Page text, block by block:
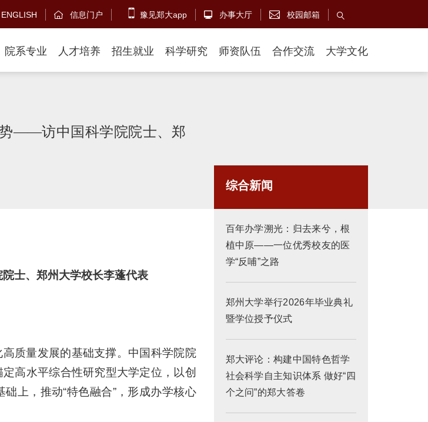
 信息门户 豫见郑大app  办事大厅  校园邮箱 
院系专业 人才培养 招生就业 科学研究 师资队伍 合作交流 大学文化
势——访中国科学院院士、郑
士、郑州大学校长李蓬代表
质量发展的基础支撑。中国科学院院
高水平综合性研究型大学定位，以创
上，推动“特色融合”，形成办学核心
综合新闻
百年办学溯光：归去来兮，根
植中原——一位优秀校友的医
学“反哺”之路
郑州大学举行2026年毕业典礼
暨学位授予仪式
郑大评论：构建中国特色哲学
社会科学自主知识体系 做好“四
个之问”的郑大答卷